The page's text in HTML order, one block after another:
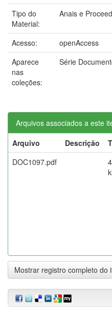
Tipo do
Material:
Anais e
Acesso:
openAccess
Aparece
nas
coleções:
Série
Arquivos associados a este
Arquivo
Descrição
DOC1097.pdf
Mostrar registro completo do